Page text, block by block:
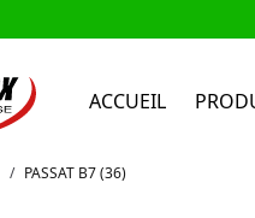
ACCUEIL
/ PASSAT B7 (36)